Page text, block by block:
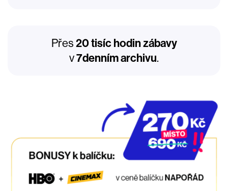
Přes20 tisíc hodin zábavy
v7denním archivu.